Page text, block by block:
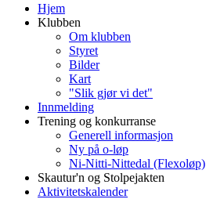
Hjem
Klubben
Om klubben
Styret
Bilder
Kart
"Slik gjør vi det"
Innmelding
Trening og konkurranse
Generell informasjon
Ny på o-løp
Ni-Nitti-Nittedal (Flexoløp)
Skautur'n og Stolpejakten
Aktivitetskalender